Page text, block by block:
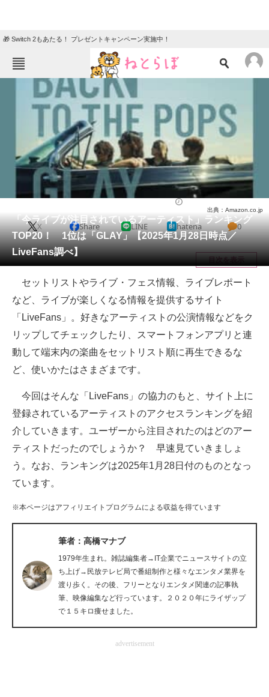
🎁 Switch 2もあたる！ プレゼントキャンペーン実施中！
ねとらぼメニュー
クイズ
地域
住まい 教育・育児
会員記事
メディア
注目記事を集めた総合ページ
ITの今と未来を見通す
スマホと通信の最新トレンド
進化するPCとデバイスの未来
好きが集まる 比べて選べる
ビジネスと働き方のヒント
企業ITのトレンドを詳説
ITエンジニア向け専門サイト
IT製品の技術・比較・事例
製造業のIT導入・活用を支援
モノづくり技術者専門サイト
「今ライブが注目されているアーティスト」ランキング
TOP20！ 1位は「GLAY」【2025年1月28日時点／
LiveFans調べ】
出典：Amazon.co.jp
X Share LINE hatena 0
目次を表示
セットリストやライブ・フェス情報、ライブレポート
など、ライブが楽しくなる情報を提供するサイト
「LiveFans」。好きなアーティストの公演情報などをク
リップしてチェックしたり、スマートフォンアプリと連
動して端末内の楽曲をセットリスト順に再生できるな
ど、使いかたはさまざまです。
今回はそんな「LiveFans」の協力のもと、サイト上に
登録されているアーティストのアクセスランキングを紹
介していきます。ユーザーから注目されたのはどのアー
ティストだったのでしょうか？ 早速見ていきましょ
う。なお、ランキングは2025年1月28日付のものとなっ
ています。
※本ページはアフィリエイトプログラムによる収益を得ています
筆者：高橋マナブ
1979年生まれ。雑誌編集者→IT企業でニュースサイトの立
ち上げ→民放テレビ局で番組制作と様々なエンタメ業界を
渡り歩く。その後、フリーとなりエンタメ関連の記事執
筆、映像編集など行っています。２０２０年にライザップ
で１５キロ痩せました。
advertisement